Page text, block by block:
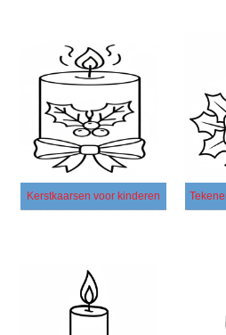
Kerstkaarsen voor kinderen